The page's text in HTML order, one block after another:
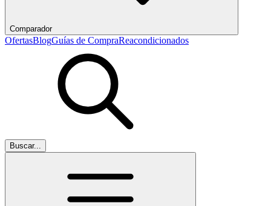
Comparador
OfertasBlogGuías de CompraReacondicionados
Buscar...